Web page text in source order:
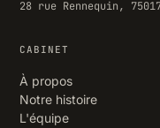
28 rue Rennequin,
CABINET
À propos
Notre histoire
L'équipe